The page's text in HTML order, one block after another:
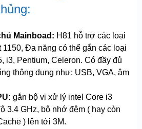
Mainboad: H81 hỗ trợ các loại
1150, Đa năng có thể gắn các loại
i3, Pentium, Celeron. Có đầy đủ
thông dụng như: USB, VGA, âm
gắn bộ vi xử lý intel Core i3
3.4 GHz, bộ nhớ đệm ( hay còn
) lên tới 3M.